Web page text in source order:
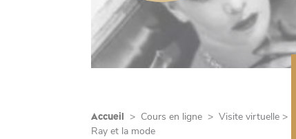
Accueil > Cours en ligne > Visite virtuelle >
Ray et la mode